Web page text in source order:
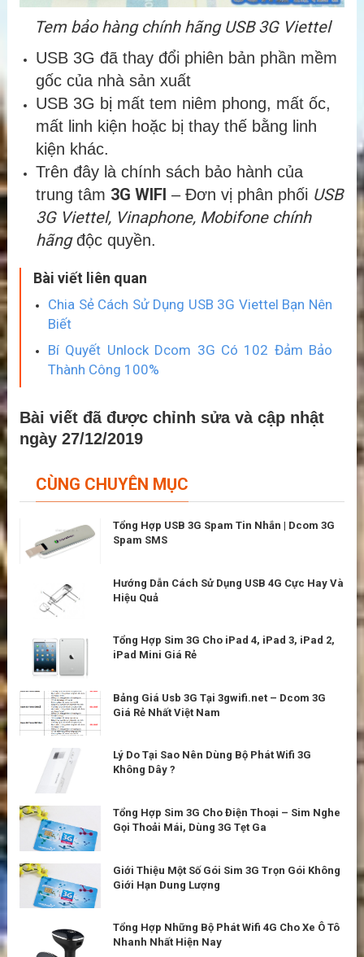
Tem bảo hàng chính hãng USB 3G Viettel
USB 3G đã thay đổi phiên bản phần mềm
gốc của nhà sản xuất
USB 3G bị mất tem niêm phong, mất ốc,
mất linh kiện hoặc bị thay thế bằng linh
kiện khác.
Trên đây là chính sách bảo hành của
trung tâm 3G WIFI – Đơn vị phân phối USB
3G Viettel, Vinaphone, Mobifone chính
hãngđộc quyền.
Bài viết liên quan
Chia Sẻ Cách Sử Dụng USB 3G Viettel Bạn Nên
Biết
Bí Quyết Unlock Dcom 3G Có 102 Đảm Bảo
Thành Công 100%
Bài viết đã được chỉnh sửa và cập nhật
ngày 27/12/2019
CÙNG CHUYÊN MỤC
Tổng Hợp USB 3G Spam Tin Nhắn | Dcom 3G
Spam SMS
Hướng Dẫn Cách Sử Dụng USB 4G Cực Hay Và
Hiệu Quả
Tổng Hợp Sim 3G Cho iPad 4, iPad 3, iPad 2,
iPad Mini Giá Rẻ
Bảng Giá Usb 3G Tại 3gwifi.net – Dcom 3G
Giá Rẻ Nhất Việt Nam
Lý Do Tại Sao Nên Dùng Bộ Phát Wifi 3G
Không Dây ?
Tổng Hợp Sim 3G Cho Điện Thoại – Sim Nghe
Gọi Thoải Mái, Dùng 3G Tẹt Ga
Giới Thiệu Một Số Gói Sim 3G Trọn Gói Không
Giới Hạn Dung Lượng
Tổng Hợp Những Bộ Phát Wifi 4G Cho Xe Ô Tô
Nhanh Nhất Hiện Nay